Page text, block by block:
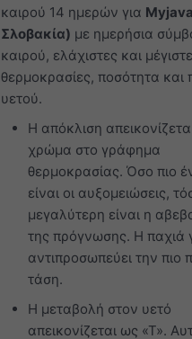
καιρού 14 ημερών για
Σλοβακία) με ημερήσια
καιρού, ελάχιστες και
θερμοκρασίες, ποσότητα και
υετού.
Η απόκλιση
χρώμα στο γράφημα
θερμοκρασίας. Όσο πιο
είναι οι αυξομειώσεις,
μεγαλύτερη είναι η
της πρόγνωσης. Η παχιά
αντιπροσωπεύει την πιο
τάση.
Η μεταβολή στον υετό
απεικονίζεται ως «Τ».